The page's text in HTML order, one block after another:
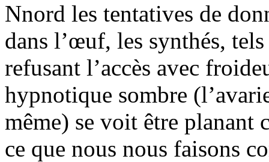
Nnord les tentatives de
dans l’œuf, les synthés,
refusant l’accès avec
hypnotique sombre
même) se voit être planant
ce que nous nous faisons